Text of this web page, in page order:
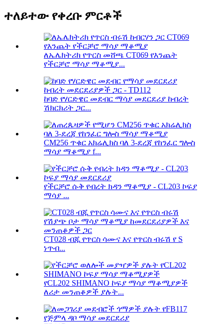
ተለይተው የቀረቡ ምርቶች
ለኤሌክትሪክ የጥርስ መሸጫ CT069 የእንጨት
የችርቻሮ ማሳያ ማቆሚያ...
ከባድ የሃርድዌር መደብር ማሳያ መደርደሪያ ከብረት
ሽክርክሪት ጋር...
CM256 ጥቁር አክሬሊክስ ባለ 3-ደረጃ የከንፈር ግሎስ
ማሳያ ማቆሚያ f...
የችርቻሮ ሱቅ የብረት ክዳን ማቆሚያ - CL203 ኮፍያ
ማሳያ ...
CT028 ብጁ የጥርስ ሳሙና እና የጥርስ ብሩሽ የ S
ነጥብ...
የCL202 SHIMANO ኮፍያ ማሳያ ማቆሚያዎች
ለሪታ መንጠቆዎች ያሉት...